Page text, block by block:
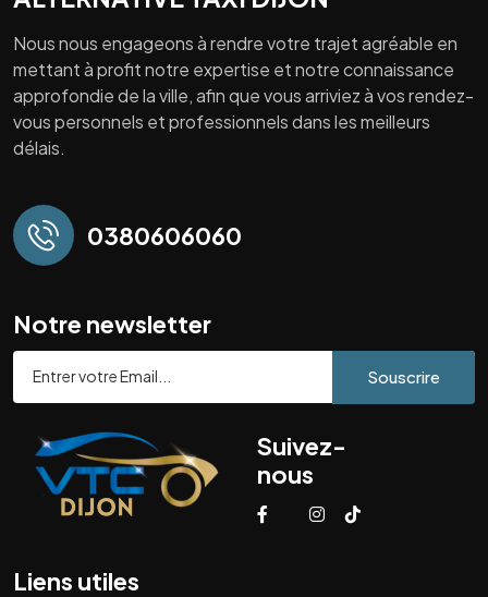
Nous nous engageons à rendre votre trajet agréable en
mettant à profit notre expertise et notre connaissance
approfondie de la ville, afin que vous arriviez à vos rendez-
vous personnels et professionnels dans les meilleurs
délais.
0380606060
Notre newsletter
Souscrire
Suivez-
nous
Liens utiles